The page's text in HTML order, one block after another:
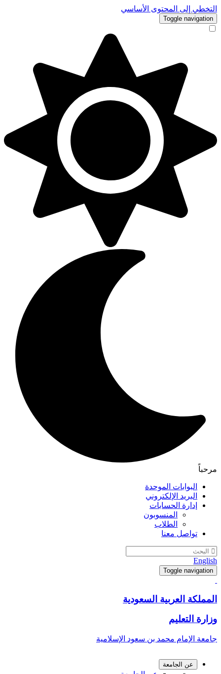
التخطي إلى المحتوى الأساسي
Toggle navigation
مرحباً
البوابات الموحدة
البريد الإلكتروني
إدارة الحسابات
المنسوبون
الطلاب
تواصل معنا
English
Toggle navigation
المملكة العربية السعودية
وزارة التعليم
جامعة الإمام محمد بن سعود الإسلامية
عن الجامعة